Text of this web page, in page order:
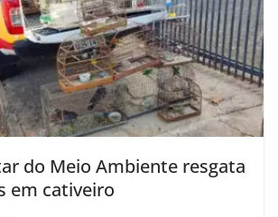
do Meio Ambiente resgata
em cativeiro